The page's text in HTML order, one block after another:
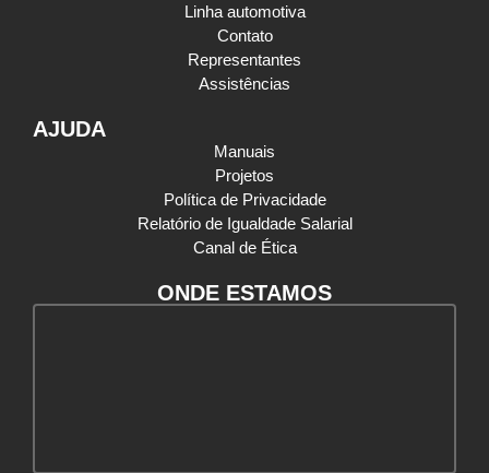
Linha automotiva
Contato
Representantes
Assistências
AJUDA
Manuais
Projetos
Política de Privacidade
Relatório de Igualdade Salarial
Canal de Ética
ONDE ESTAMOS